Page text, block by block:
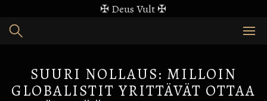
✠ Deus Vult ✠
SUURI NOLLAUS: MILLOIN
GLOBALISTIT YRITTÄVÄT OTTAA